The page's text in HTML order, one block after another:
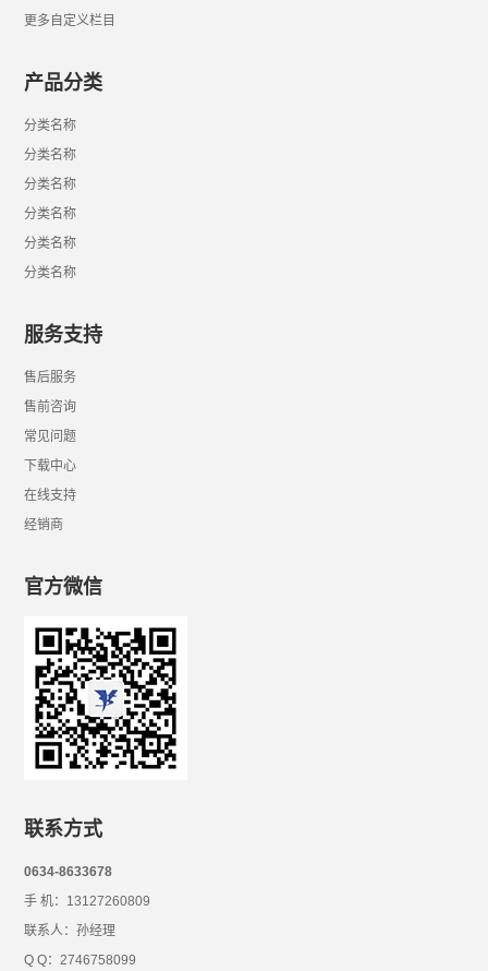
更多自定义栏目
产品分类
分类名称
分类名称
分类名称
分类名称
分类名称
分类名称
服务支持
售后服务
售前咨询
常见问题
下载中心
在线支持
经销商
官方微信
联系方式
0634-8633678
手 机：13127260809
联系人：孙经理
Q Q：2746758099